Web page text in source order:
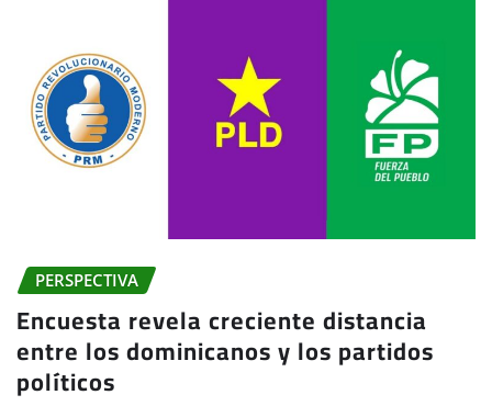
PERSPECTIVA
Encuesta revela creciente distancia
entre los dominicanos y los partidos
políticos